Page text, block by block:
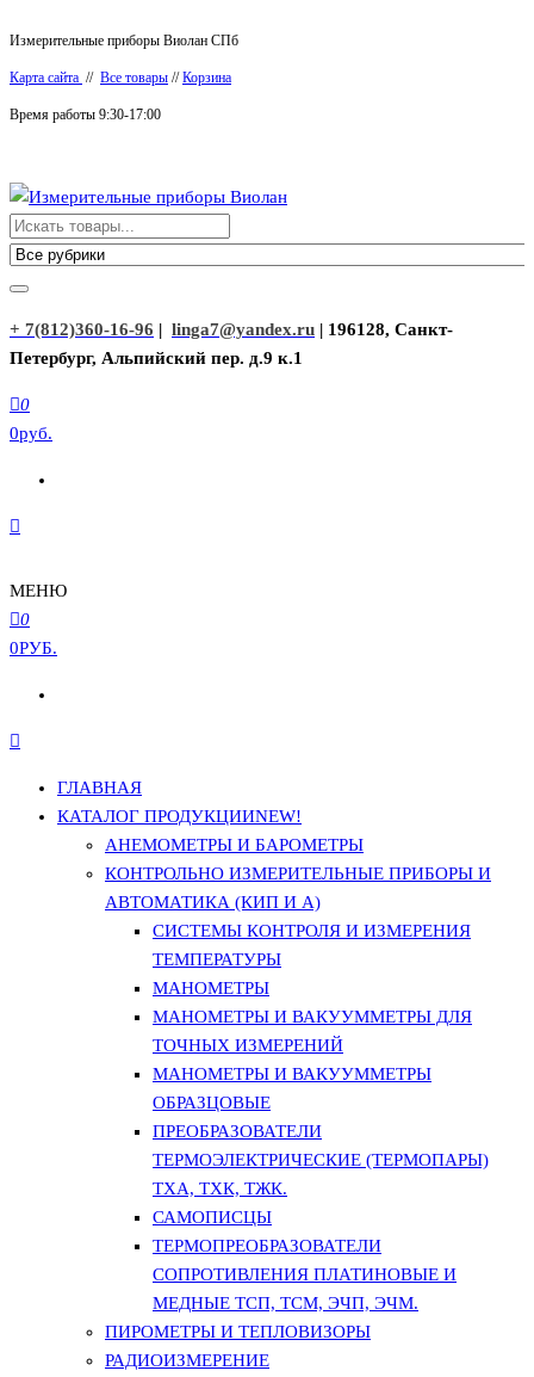
к
содержимому
Измерительные приборы Виолан СПб
Карта сайта // Все товары //Корзина
Время работы 9:30-17:00
Измерительные приборы Виолан
+ 7(812)360-16-96 | linga7@yandex.ru | 196128, Санкт-
Петербург, Альпийский пер. д.9 к.1
0
0руб.
МЕНЮ
0
0РУБ.
ГЛАВНАЯ
КАТАЛОГ ПРОДУКЦИИNEW!
АНЕМОМЕТРЫ И БАРОМЕТРЫ
КОНТРОЛЬНО ИЗМЕРИТЕЛЬНЫЕ ПРИБОРЫ И
АВТОМАТИКА (КИП И А)
СИСТЕМЫ КОНТРОЛЯ И ИЗМЕРЕНИЯ
ТЕМПЕРАТУРЫ
МАНОМЕТРЫ
МАНОМЕТРЫ И ВАКУУММЕТРЫ ДЛЯ
ТОЧНЫХ ИЗМЕРЕНИЙ
МАНОМЕТРЫ И ВАКУУММЕТРЫ
ОБРАЗЦОВЫЕ
ПРЕОБРАЗОВАТЕЛИ
ТЕРМОЭЛЕКТРИЧЕСКИЕ (ТЕРМОПАРЫ)
ТХА, ТХК, ТЖК.
САМОПИСЦЫ
ТЕРМОПРЕОБРАЗОВАТЕЛИ
СОПРОТИВЛЕНИЯ ПЛАТИНОВЫЕ И
МЕДНЫЕ ТСП, ТСМ, ЭЧП, ЭЧМ.
ПИРОМЕТРЫ И ТЕПЛОВИЗОРЫ
РАДИОИЗМЕРЕНИЕ